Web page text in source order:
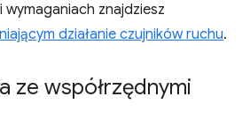
znajdziesz
działanie czujników ruchu.
ze współrzędnymi